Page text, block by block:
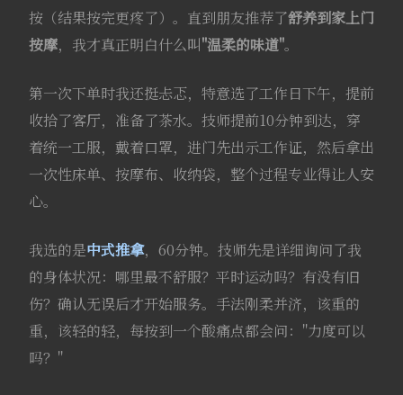
按（结果按完更疼了）。直到朋友推荐了舒养到家上门
按摩，我才真正明白什么叫"温柔的味道"。
第一次下单时我还挺忐忑，特意选了工作日下午，提前
收拾了客厅，准备了茶水。技师提前10分钟到达，穿
着统一工服，戴着口罩，进门先出示工作证，然后拿出
一次性床单、按摩布、收纳袋，整个过程专业得让人安
心。
我选的是中式推拿，60分钟。技师先是详细询问了我
的身体状况：哪里最不舒服？平时运动吗？有没有旧
伤？确认无误后才开始服务。手法刚柔并济，该重的
重，该轻的轻，每按到一个酸痛点都会问："力度可以
吗？"